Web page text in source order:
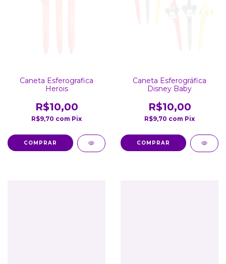
Caneta Esferografica
Herois
R$10,00
R$9,70 com Pix
Caneta Esferográfica
Disney Baby
R$10,00
R$9,70 com Pix